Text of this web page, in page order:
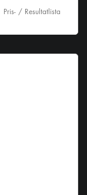
Pris- / Resultatlista